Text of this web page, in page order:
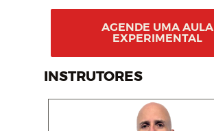
AGENDE UMA AULA
EXPERIMENTAL
INSTRUTORES